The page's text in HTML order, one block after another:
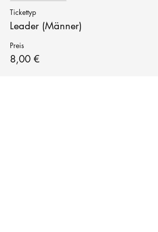
Tickettyp
Leader (Männer)
Preis
8,00 €